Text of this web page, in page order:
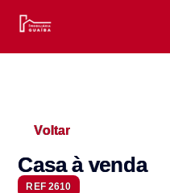
Voltar
Casa à venda
REF 2610